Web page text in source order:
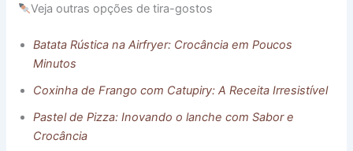
Veja outras opções de tira-gostos
Batata Rústica na Airfryer: Crocância em Poucos
Minutos
Coxinha de Frango com Catupiry: A Receita Irresistível
Pastel de Pizza: Inovando o lanche com Sabor e
Crocância